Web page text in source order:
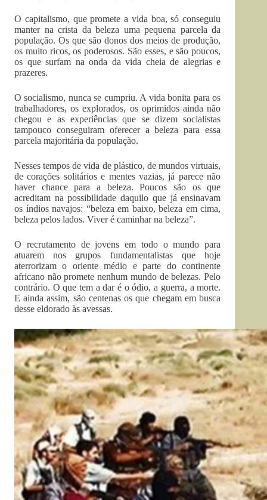
O capitalismo, que promete a vida boa, só conseguiu
manter na crista da beleza uma pequena parcela da
população. Os que são donos dos meios de produção,
os muito ricos, os poderosos. São esses, e são poucos,
os que surfam na onda da vida cheia de alegrias e
prazeres.
O socialismo, nunca se cumpriu. A vida bonita para os
trabalhadores, os explorados, os oprimidos ainda não
chegou e as experiências que se dizem socialistas
tampouco conseguiram oferecer a beleza para essa
parcela majoritária da população.
Nesses tempos de vida de plástico, de mundos virtuais,
de corações solitários e mentes vazias, já parece não
haver chance para a beleza. Poucos são os que
acreditam na possibilidade daquilo que já ensinavam
os índios navajos: “beleza em baixo, beleza em cima,
beleza pelos lados. Viver é caminhar na beleza”.
O recrutamento de jovens em todo o mundo para
atuarem nos grupos fundamentalistas que hoje
aterrorizam o oriente médio e parte do continente
africano não promete nenhum mundo de belezas. Pelo
contrário. O que tem a dar é o ódio, a guerra, a morte.
E ainda assim, são centenas os que chegam em busca
desse eldorado às avessas.